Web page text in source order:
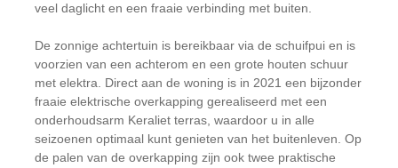
veel daglicht en een fraaie verbinding met buiten.
De zonnige achtertuin is bereikbaar via de schuifpui en is
voorzien van een achterom en een grote houten schuur
met elektra. Direct aan de woning is in 2021 een bijzonder
fraaie elektrische overkapping gerealiseerd met een
onderhoudsarm Keraliet terras, waardoor u in alle
seizoenen optimaal kunt genieten van het buitenleven. Op
de palen van de overkapping zijn ook twee praktische